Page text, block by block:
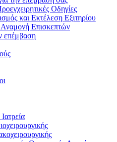
Οδηγίες
και Εκτέλεση Εξιτηρίου
Αναμονή Επισκεπτών
επέμβαση